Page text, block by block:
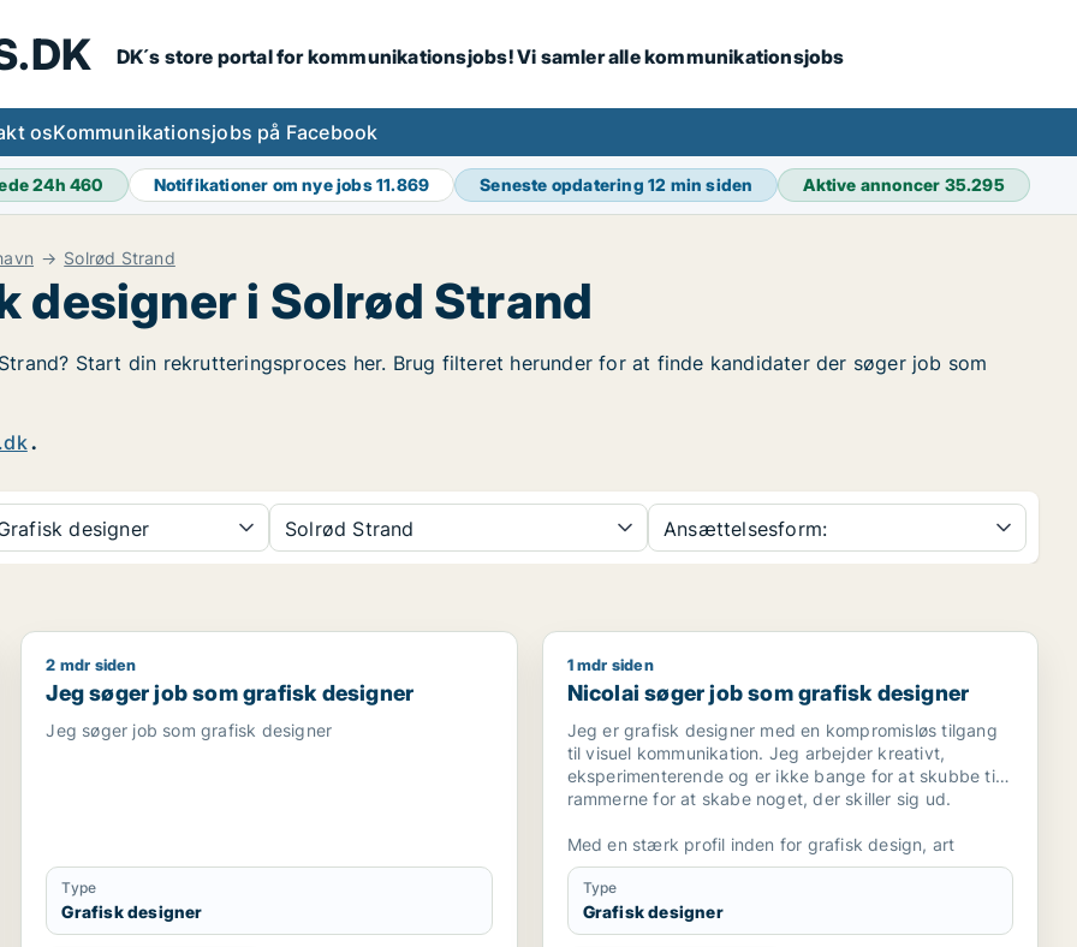
DK´s store portal for kommunikationsjobs! Vi samler alle kommunikationsjobs
osKommunikationsjobs på Facebook
24h460 Notifikationer om nye jobs11.869 Seneste opdatering12 min siden Aktive annoncer 35.295
Solrød Strand
designer i Solrød Strand
Start din rekrutteringsproces her. Brug filteret herunder for at finde kandidater der søger job som
.
designer Solrød Strand Ansættelsesform:
/ kulturmedarbejder / kreativ medarbejder / køkkenmedarbejder
Jeg søger job som grafisk designer
2 mdr siden
Jeg søger job som grafisk designer
Jeg søger job som grafisk designer
Type
Grafisk designer
Nicolai søger job som grafisk designer
1 mdr siden
Nicolai søger job som grafisk designer
Jeg er grafisk designer med en kompromisløs tilgang
til visuel kommunikation. Jeg arbejder kreativt,
eksperimenterende og er ikke bange for at skubbe til
rammerne for at skabe noget, der skiller sig ud.
Med en stærk profil inden for grafisk design, art
direction, branding og packaging bevæger jeg mig
sikkert på tværs af discipliner. Jeg er drevet af idéen
og processen – og jeg tager ansvar hele vejen. Fra de
første skitser til det færdige produkt arbejder jeg
Type
Grafisk designer